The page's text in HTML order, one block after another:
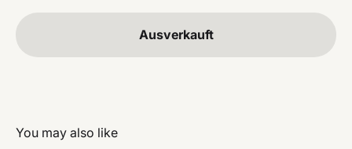
Ausverkauft